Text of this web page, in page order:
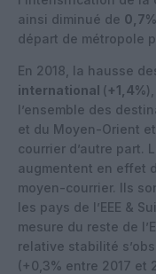
ainsi diminué de 0,7%
départ de métropole
En 2018, la hausse
international (+1,4%
l’ensemble des
et du Moyen-Orient
courrier d’autre part.
augmentent en effet
moyen-courrier. Ils
les pays de l’EEE &
mesure du reste de
relative stabilité
(+0,3% entre 2017 et